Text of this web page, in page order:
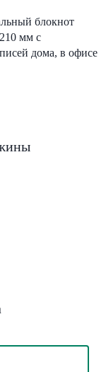
блокнот
мм с
дома, в офисе